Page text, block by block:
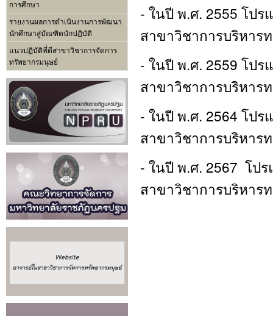
การศึกษา
รายงานผลการดำเนินงานการพัฒนา
นักศึกษาสู่บัณฑิตนักปฏิบัติ
แนวปฏิบัติที่ดีสาขาวิชาการจัดการ
ทรัพยากรมนุษย์
- ในปี พ.ศ. 2555 โป
สาขาวิชาการบริหาร
- ในปี พ.ศ. 2559 โป
สาขาวิชาการบริหาร
- ในปี พ.ศ. 2564 โป
สาขาวิชาการบริหาร
- ในปี พ.ศ. 2567 โป
สาขาวิชาการบริหาร